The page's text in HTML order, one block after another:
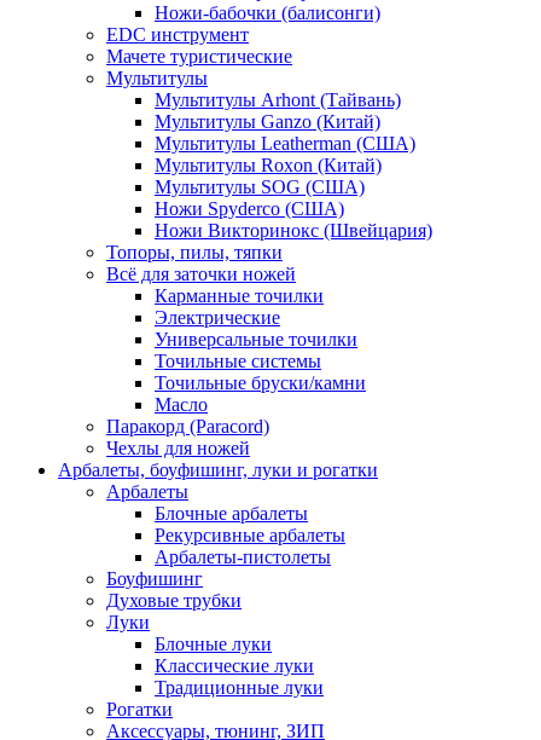
Ножи-бабочки (балисонги)
EDC инструмент
Мачете туристические
Мультитулы
Мультитулы Arhont (Тайвань)
Мультитулы Ganzo (Китай)
Мультитулы Leatherman (США)
Мультитулы Roxon (Китай)
Мультитулы SOG (США)
Ножи Spyderco (США)
Ножи Викторинокс (Швейцария)
Топоры, пилы, тяпки
Всё для заточки ножей
Карманные точилки
Электрические
Универсальные точилки
Точильные системы
Точильные бруски/камни
Масло
Паракорд (Paracord)
Чехлы для ножей
Арбалеты, боуфишинг, луки и рогатки
Арбалеты
Блочные арбалеты
Рекурсивные арбалеты
Арбалеты-пистолеты
Боуфишинг
Духовые трубки
Луки
Блочные луки
Классические луки
Традиционные луки
Рогатки
Аксессуары, тюнинг, ЗИП